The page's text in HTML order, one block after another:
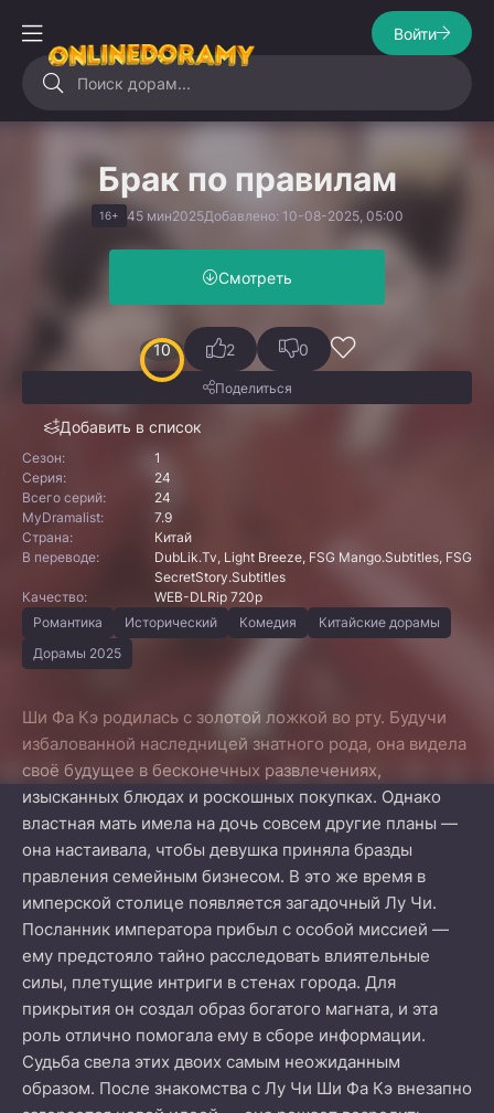
Войти
Брак по правилам
16+ 45 мин2025Добавлено: 10-08-2025, 05:00
Смотреть
10
Добавить в список
2 0
Поделиться
Сезон:
1
Серия:
24
Всего серий:
24
MyDramalist:
7.9
Страна:
Китай
В переводе:
DubLik.Tv, Light Breeze, FSG Mango.Subtitles, FSG
SecretStory.Subtitles
Качество:
WEB-DLRip 720p
Романтика
Исторический Комедия
Китайские дорамы
Дорамы 2025
Ши Фа Кэ родилась с золотой ложкой во рту. Будучи
избалованной наследницей знатного рода, она видела
своё будущее в бесконечных развлечениях,
изысканных блюдах и роскошных покупках. Однако
властная мать имела на дочь совсем другие планы —
она настаивала, чтобы девушка приняла бразды
правления семейным бизнесом. В это же время в
имперской столице появляется загадочный Лу Чи.
Посланник императора прибыл с особой миссией —
ему предстояло тайно расследовать влиятельные
силы, плетущие интриги в стенах города. Для
прикрытия он создал образ богатого магната, и эта
роль отлично помогала ему в сборе информации.
Судьба свела этих двоих самым неожиданным
образом. После знакомства с Лу Чи Ши Фа Кэ внезапно